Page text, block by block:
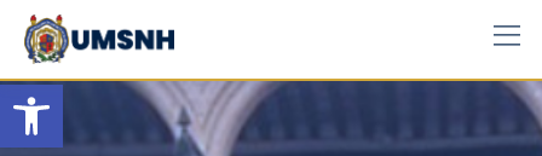
Open toolbar
Skip
content